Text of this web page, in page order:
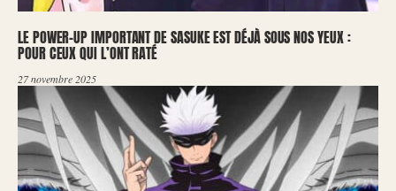
LE POWER-UP IMPORTANT DE SASUKE EST DÉJÀ SOUS NOS YEUX :
POUR CEUX QUI L’ONT RATÉ
27 novembre 2025